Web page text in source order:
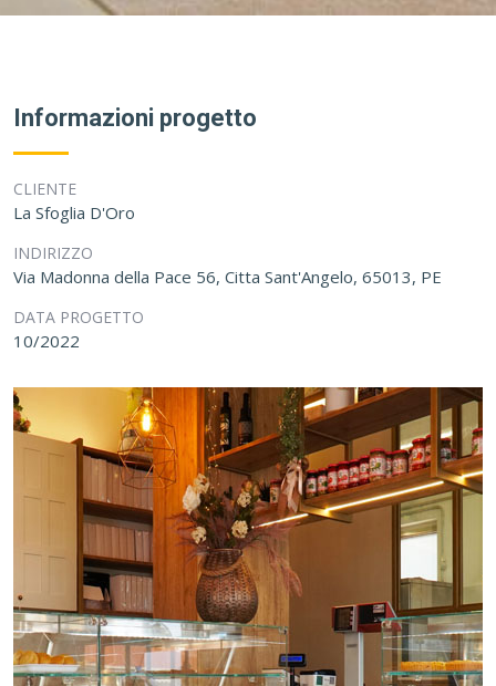
Informazioni progetto
CLIENTE
La Sfoglia D'Oro
INDIRIZZO
Via Madonna della Pace 56, Citta Sant'Angelo, 65013, PE
DATA PROGETTO
10/2022